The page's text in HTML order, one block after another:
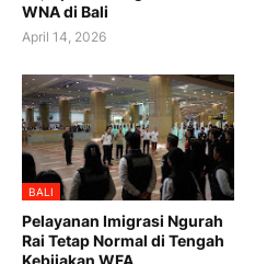
WNA di Bali
April 14, 2026
BALI
Pelayanan Imigrasi Ngurah
Rai Tetap Normal di Tengah